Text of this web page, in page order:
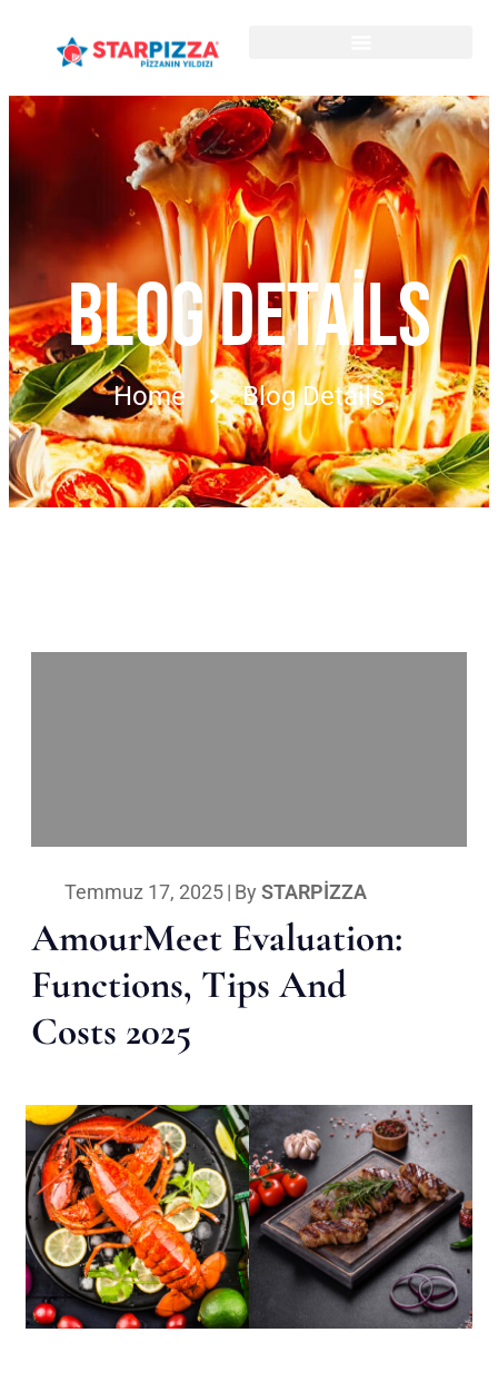
BLOG DETAILS
Home Blog Details
Temmuz 17, 2025| By STARPIZZA
AmourMeet Evaluation:
Functions, Tips And
Costs 2025